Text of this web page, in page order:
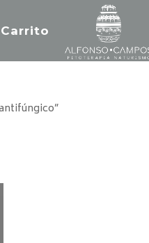
Carrito